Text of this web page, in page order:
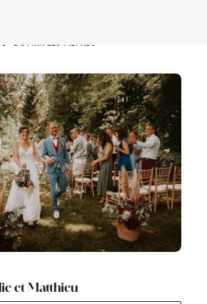
OUVRIR LES FILTRES
et Matthieu